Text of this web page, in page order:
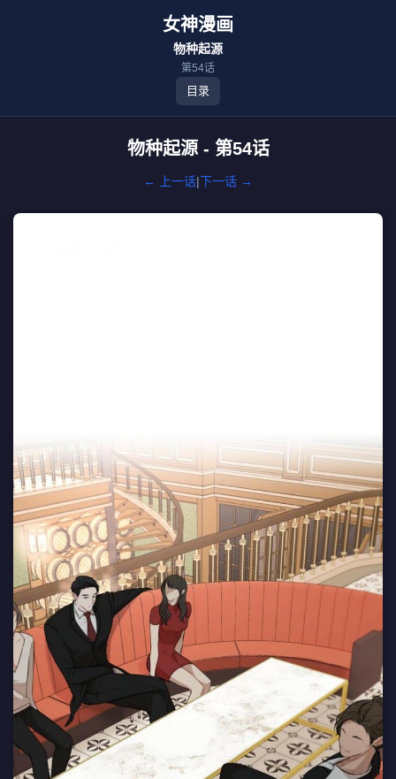
女神漫画
物种起源
第54话
目录
物种起源 - 第54话
← 上一话|下一话 →